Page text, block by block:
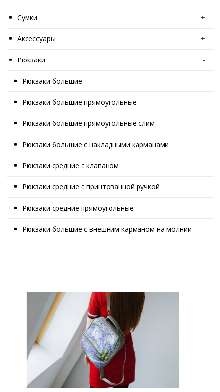
Сумки +
Аксессуары +
Рюкзаки -
Рюкзаки большие
Рюкзаки большие прямоугольные
Рюкзаки большие прямоугольные слим
Рюкзаки большие с накладными карманами
Рюкзаки средние с клапаном
Рюкзаки средние с принтованной ручкой
Рюкзаки средние прямоугольные
Рюкзаки большие с внешним карманом на молнии